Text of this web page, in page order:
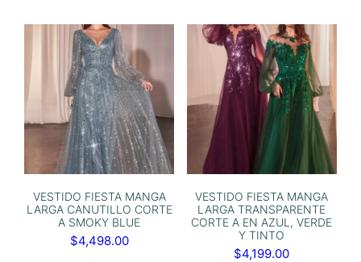
VESTIDO FIESTA MANGA
LARGA CANUTILLO CORTE
A SMOKY BLUE
$4,498.00
VESTIDO FIESTA MANGA
LARGA TRANSPARENTE
CORTE A EN AZUL, VERDE
Y TINTO
$4,199.00